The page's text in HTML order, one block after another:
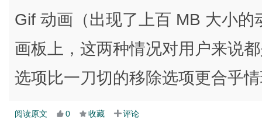
Gif 动画（出现了上百 MB 大小
画板上，这两种情况对用户来说
选项比一刀切的移除选项更合乎
阅读原文 0 收藏 评论